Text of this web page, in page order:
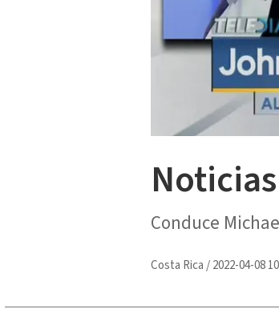
Conduce
Costa Rica /2022-04-08